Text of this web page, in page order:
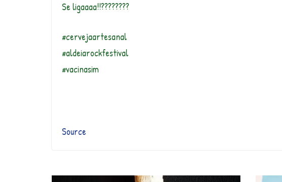
Se ligaaaa!!????????
#cervejaartesanal
#aldeiarockfestival
#vacinasim
Source